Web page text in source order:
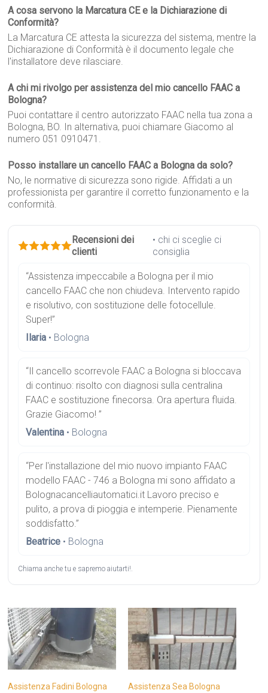
A cosa servono la Marcatura CE e la Dichiarazione di
Conformità?
La Marcatura CE attesta la sicurezza del sistema, mentre la
Dichiarazione di Conformità è il documento legale che
l'installatore deve rilasciare.
A chi mi rivolgo per assistenza del mio cancello FAAC a
Bologna?
Puoi contattare il centro autorizzato FAAC nella tua zona a
Bologna, BO. In alternativa, puoi chiamare Giacomo al
numero 051 0910471.
Posso installare un cancello FAAC a Bologna da solo?
No, le normative di sicurezza sono rigide. Affidati a un
professionista per garantire il corretto funzionamento e la
conformità.
Recensioni dei
clienti
• chi ci sceglie ci
consiglia
“Assistenza impeccabile a Bologna per il mio
cancello FAAC che non chiudeva. Intervento rapido
e risolutivo, con sostituzione delle fotocellule.
Super!”
Ilaria • Bologna
“Il cancello scorrevole FAAC a Bologna si bloccava
di continuo: risolto con diagnosi sulla centralina
FAAC e sostituzione finecorsa. Ora apertura fluida.
Grazie Giacomo! ”
Valentina • Bologna
“Per l'installazione del mio nuovo impianto FAAC
modello FAAC - 746 a Bologna mi sono affidato a
Bolognacancelliautomatici.it Lavoro preciso e
pulito, a prova di pioggia e intemperie. Pienamente
soddisfatto.”
Beatrice • Bologna
Chiama anche tu e sapremo aiutarti!.
Assistenza Fadini Bologna
Assistenza Sea Bologna